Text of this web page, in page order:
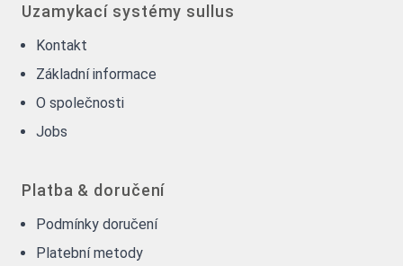
Uzamykací systémy sullus
Kontakt
Základní informace
O společnosti
Jobs
Platba & doručení
Podmínky doručení
Platební metody